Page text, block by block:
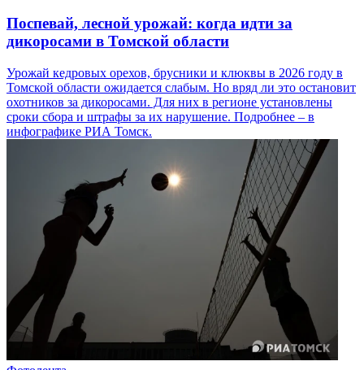
Поспевай, лесной урожай: когда идти за
дикоросами в Томской области
Урожай кедровых орехов, брусники и клюквы в 2026 году в
Томской области ожидается слабым. Но вряд ли это остановит
охотников за дикоросами. Для них в регионе установлены
сроки сбора и штрафы за их нарушение. Подробнее – в
инфографике РИА Томск.